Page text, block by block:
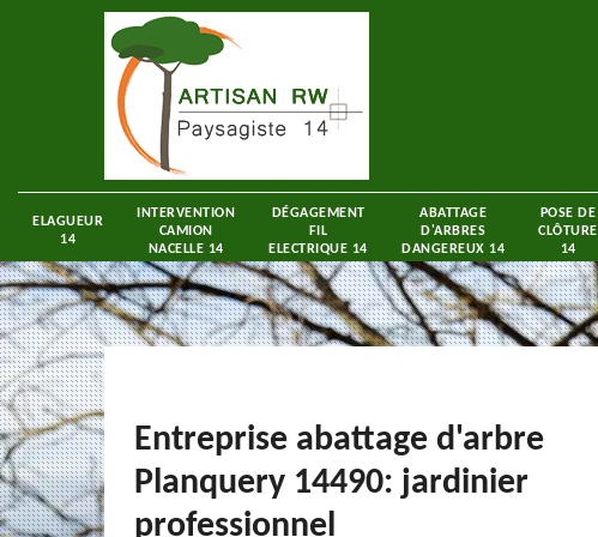
ELAGUEUR
14
INTERVENTION
CAMION
NACELLE 14
DÉGAGEMENT
FIL
ELECTRIQUE 14
ABATTAGE
D'ARBRES
DANGEREUX 14
POSE DE
CLÔTURE
14
Entreprise abattage d'arbre
Planquery 14490: jardinier
professionnel